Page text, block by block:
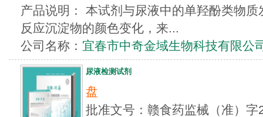
产品说明： 本试剂与尿液中的单羟酚类物
反应沉淀物的颜色变化，来...
公司名称： 宜春市中奇金域生物科技有限公
尿液检测试剂
盘
批准文号：赣食药监械（准